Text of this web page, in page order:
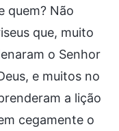
quem? Não
que, muito
o Senhor
e muitos no
a lição
cegamente o